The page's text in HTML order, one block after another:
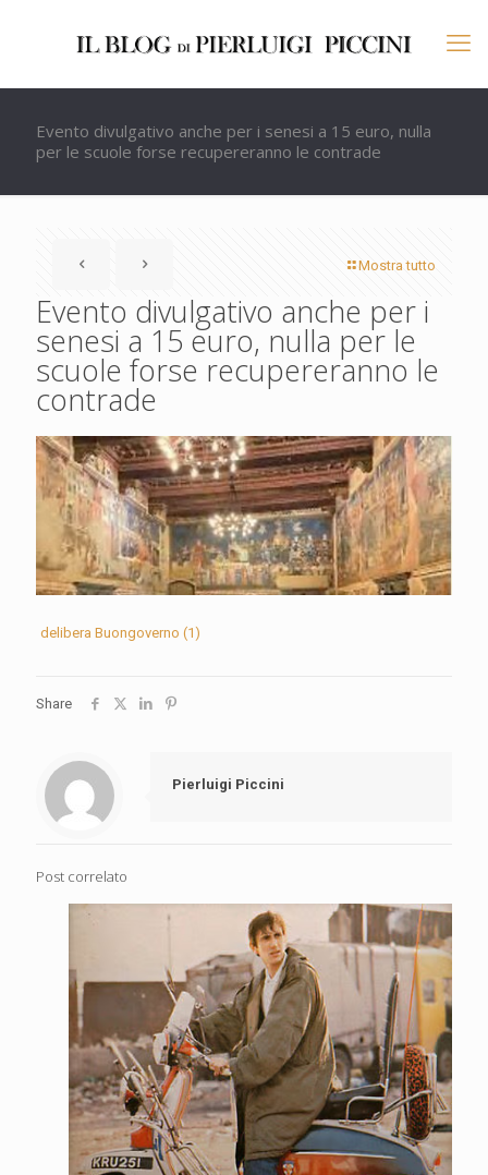
Evento divulgativo anche per i senesi a 15 euro, nulla
per le scuole forse recupereranno le contrade
Mostra tutto
Evento divulgativo anche per i
senesi a 15 euro, nulla per le
scuole forse recupereranno le
contrade
delibera Buongoverno (1)
Share
Pierluigi Piccini
Post correlato